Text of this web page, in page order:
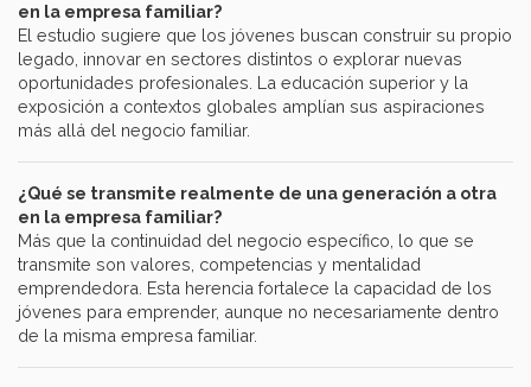
en la empresa familiar?
El estudio sugiere que los jóvenes buscan construir su propio
legado, innovar en sectores distintos o explorar nuevas
oportunidades profesionales. La educación superior y la
exposición a contextos globales amplían sus aspiraciones
más allá del negocio familiar.
¿Qué se transmite realmente de una generación a otra
en la empresa familiar?
Más que la continuidad del negocio específico, lo que se
transmite son valores, competencias y mentalidad
emprendedora. Esta herencia fortalece la capacidad de los
jóvenes para emprender, aunque no necesariamente dentro
de la misma empresa familiar.